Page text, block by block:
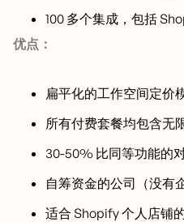
100 多个集成，包括
优点：
扁平化的工作空间定价
所有付费套餐均包含无
30-50% 比同等功能的
自筹资金的公司（没有
适合 Shopify 个人店铺